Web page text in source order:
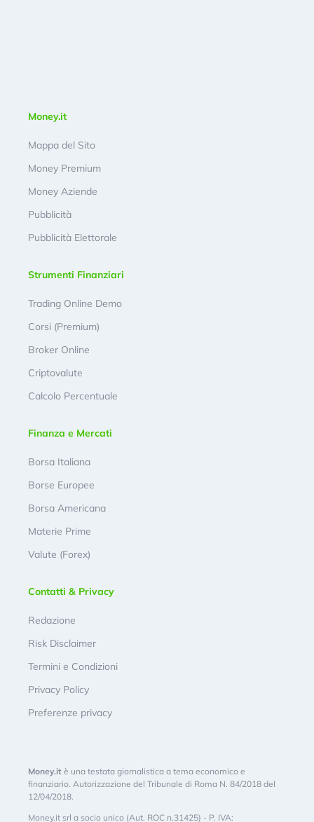
Money.it
Mappa del Sito
Money Premium
Money Aziende
Pubblicità
Pubblicità Elettorale
Strumenti Finanziari
Trading Online Demo
Corsi (Premium)
Broker Online
Criptovalute
Calcolo Percentuale
Finanza e Mercati
Borsa Italiana
Borse Europee
Borsa Americana
Materie Prime
Valute (Forex)
Contatti & Privacy
Redazione
Risk Disclaimer
Termini e Condizioni
Privacy Policy
Preferenze privacy
Money.it è una testata giornalistica a tema economico e
finanziario. Autorizzazione del Tribunale di Roma N. 84/2018 del
12/04/2018.
Money.it srl a socio unico (Aut. ROC n.31425) - P. IVA: